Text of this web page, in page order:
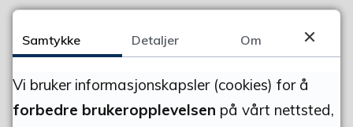
Ja
Samtykke Detaljer Om
Vi bruker informasjonskapsler (cookies) for å
forbedre brukeropplevelsen på vårt nettsted,